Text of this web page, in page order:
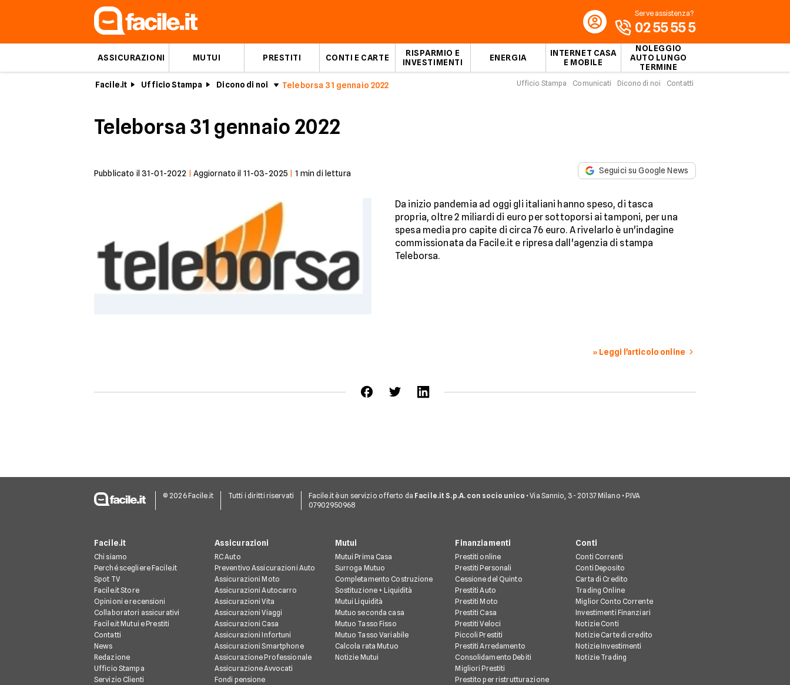
ASSICURAZIONI MUTUI PRESTITI CONTI E CARTE
RISPARMIO E
INVESTIMENTI
ENERGIA
INTERNET CASA
E MOBILE
NOLEGGIO
AUTO LUNGO
TERMINE
Serve assistenza?
02 55 55 5
Facile.it Ufficio Stampa Dicono di noi Teleborsa 31 gennaio 2022 Ufficio Stampa Comunicati Dicono di noi Contatti
Teleborsa 31 gennaio 2022
Pubblicato il 31-01-2022 Aggiornato il 11-03-2025 1 min di lettura Seguici su Google News
Da inizio pandemia ad oggi gli italiani hanno speso, di tasca
propria, oltre 2 miliardi di euro per sottoporsi ai tamponi, per una
spesa media pro capite di circa 76 euro. A rivelarlo è un'indagine
commissionata da Facile.it e ripresa dall'agenzia di stampa
Teleborsa.
» Leggi l'articolo online
© 2026 Facile.it Tutti i diritti riservati Facile.it è un servizio offerto da Facile.it S.p.A. con socio unico • Via Sannio, 3 - 20137 Milano • P.IVA
07902950968
Facile.it
Chi siamo
Perché scegliere Facile.it
Spot TV
Facile.it Store
Opinioni e recensioni
Collaboratori assicurativi
Facile.it Mutui e Prestiti
Contatti
News
Redazione
Ufficio Stampa
Servizio Clienti
Assicurazioni
RC Auto
Preventivo Assicurazioni Auto
Assicurazioni Moto
Assicurazioni Autocarro
Assicurazioni Vita
Assicurazioni Viaggi
Assicurazioni Casa
Assicurazioni Infortuni
Assicurazioni Smartphone
Assicurazione Professionale
Assicurazione Avvocati
Fondi pensione
Mutui
Mutui Prima Casa
Surroga Mutuo
Completamento Costruzione
Sostituzione + Liquidità
Mutui Liquidità
Mutuo seconda casa
Mutuo Tasso Fisso
Mutuo Tasso Variabile
Calcola rata Mutuo
Notizie Mutui
Finanziamenti
Prestiti online
Prestiti Personali
Cessione del Quinto
Prestiti Auto
Prestiti Moto
Prestiti Casa
Prestiti Veloci
Piccoli Prestiti
Prestiti Arredamento
Consolidamento Debiti
Migliori Prestiti
Prestito per ristrutturazione
Conti
Conti Correnti
Conti Deposito
Carta di Credito
Trading Online
Miglior Conto Corrente
Investimenti Finanziari
Notizie Conti
Notizie Carte di credito
Notizie Investimenti
Notizie Trading